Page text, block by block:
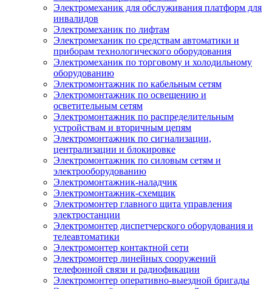
Электромеханик для обслуживания платформ для
инвалидов
Электромеханик по лифтам
Электромеханик по средствам автоматики и
приборам технологического оборудования
Электромеханик по торговому и холодильному
оборудованию
Электромонтажник по кабельным сетям
Электромонтажник по освещению и
осветительным сетям
Электромонтажник по распределительным
устройствам и вторичным цепям
Электромонтажник по сигнализации,
централизации и блокировке
Электромонтажник по силовым сетям и
электрооборудованию
Электромонтажник-наладчик
Электромонтажник-схемщик
Электромонтер главного щита управления
электростанции
Электромонтер диспетчерского оборудования и
телеавтоматики
Электромонтер контактной сети
Электромонтер линейных сооружений
телефонной связи и радиофикации
Электромонтер оперативно-выездной бригады